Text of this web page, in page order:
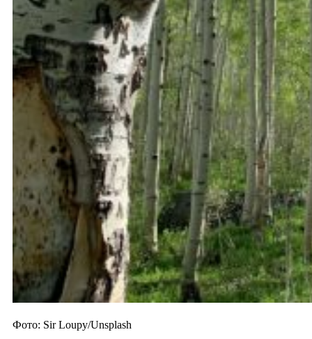
Фото: Sir Loupy/Unsplash